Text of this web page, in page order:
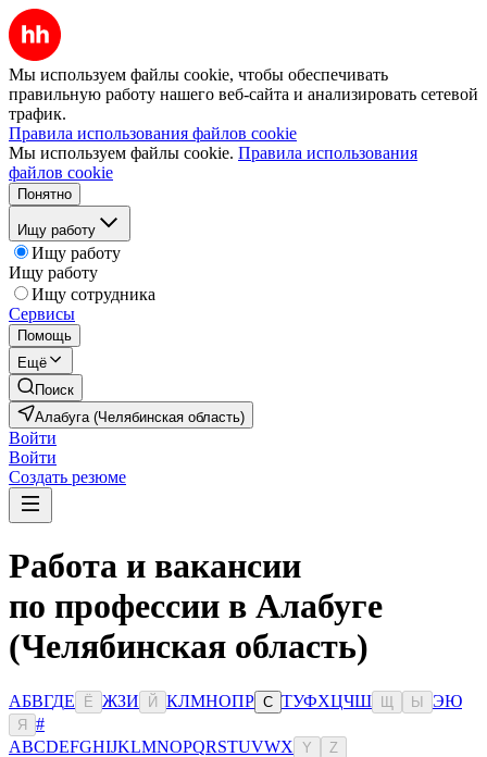
Мы используем файлы cookie, чтобы обеспечивать
правильную работу нашего веб-сайта и анализировать сетевой
трафик.
Правила использования файлов cookie
Мы используем файлы cookie. Правила использования
файлов cookie
Понятно
Ищу работу
Ищу работу
Ищу работу
Ищу сотрудника
Сервисы
Помощь
Ещё
Поиск
Алабуга (Челябинская область)
Войти
Войти
Создать резюме
Работа и вакансии
по профессии в Алабуге
(Челябинская область)
АБВГДЕ Ё ЖЗИ Й КЛМНОПР С ТУФХЦЧШ Ы ЭЮ
Я
#
ABCDEFGHIJKLMNOPQRSTUVWX Y Z